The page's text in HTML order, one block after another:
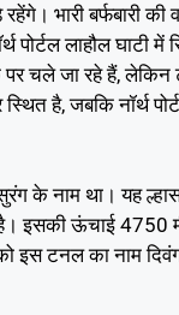
भारी बर्फबारी
पोर्टल लाहौल
चले जा रहे हैं,
है, जबकि नॉर्थ
के नाम था। यह
है। इसकी ऊंचाई
टनल का नाम